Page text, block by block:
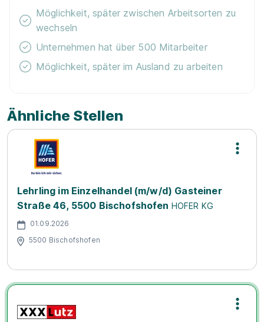
Ähnliche Stellen
Lehrling im Einzelhandel (m/w/d) Gasteiner
Straße 46, 5500 Bischofshofen HOFER KG
01.09.2026
5500 Bischofshofen
Möglichkeit, später zwischen Arbeitsorten zu
wechseln
Unternehmen hat über 500 Mitarbeiter
Möglichkeit, später im Ausland zu arbeiten